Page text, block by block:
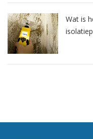
Wat is